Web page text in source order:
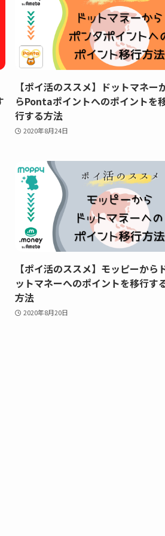
【ポイ活のススメ】ドットマネー
らPontaポイントへのポイントを
行する方法
2020年8月24日
【ポイ活のススメ】モッピーから
ットマネーへのポイントを移行す
方法
2020年8月20日